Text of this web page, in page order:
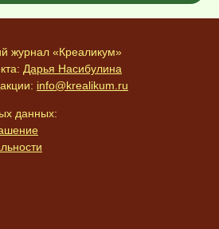
журнал «Креаликум»
Дарья Насибулина
info@krealikum.ru
данных: